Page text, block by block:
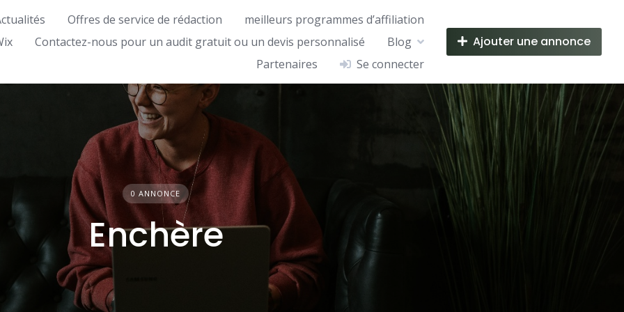
Offres de service de rédaction
meilleurs programmes d’affiliation
Contactez-nous pour un audit gratuit ou un devis personnalisé
Blog
Partenaires
Se connecter
Ajouter une annonce
0 ANNONCE
Enchère